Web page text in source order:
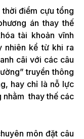
điểm cựu tổng
án thay thế
tài khoản vĩnh
nhiên kể từ khi ra
cãi với các câu
truyền thông
hay chỉ là nỗ lực
nhằm thay thế các
môn đặt câu